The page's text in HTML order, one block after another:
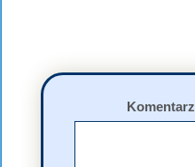
Komentarz